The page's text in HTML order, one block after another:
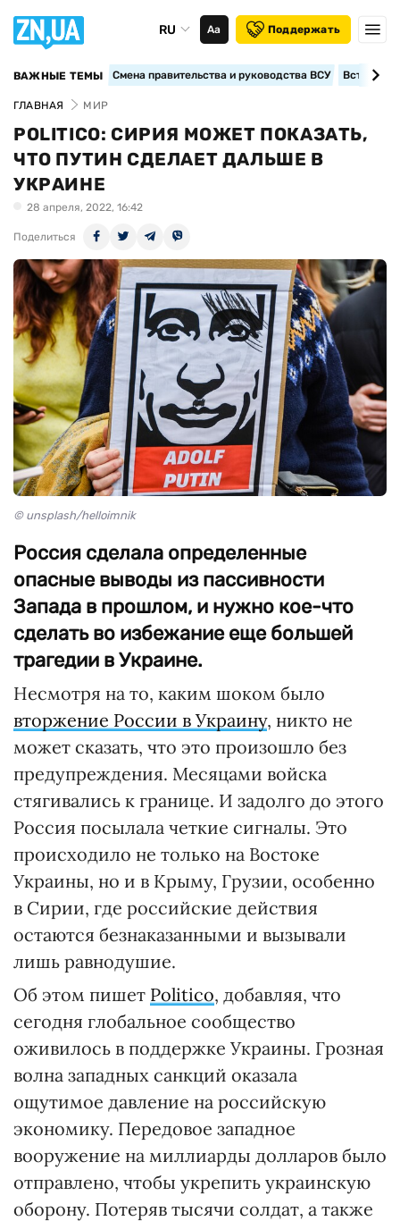
RU Аа Поддержать
ВАЖНЫЕ ТЕМЫ Смена правительства и руководства ВСУ
ГЛАВНАЯ МИР
POLITICO: СИРИЯ МОЖЕТ ПОКАЗАТЬ,
ЧТО ПУТИН СДЕЛАЕТ ДАЛЬШЕ В
УКРАИНЕ
28 апреля, 2022, 16:42
Поделиться
© unsplash/helloimnik
Россия сделала определенные
опасные выводы из пассивности
Запада в прошлом, и нужно кое-что
сделать во избежание еще большей
трагедии в Украине.
Несмотря на то, каким шоком было
вторжение России в Украину, никто не
может сказать, что это произошло без
предупреждения. Месяцами войска
стягивались к границе. И задолго до этого
Россия посылала четкие сигналы. Это
происходило не только на Востоке
Украины, но и в Крыму, Грузии, особенно
в Сирии, где российские действия
остаются безнаказанными и вызывали
лишь равнодушие.
Об этом пишет Politico, добавляя, что
сегодня глобальное сообщество
оживилось в поддержке Украины. Грозная
волна западных санкций оказала
ощутимое давление на российскую
экономику. Передовое западное
вооружение на миллиарды долларов было
отправлено, чтобы укрепить украинскую
оборону. Потеряв тысячи солдат, а также